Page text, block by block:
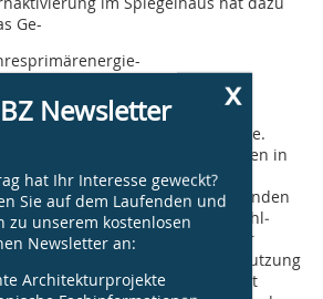
Ge-
kWh/a durch das
in Gold ausgezeichnet wurde.
der Ingenieurwissenschaften in
über eine
mit über 70 Erdsonden
die benötig-te Energie im Kühl­
der Nutzungszeit direkt aus der
bezogen. Ergänzend sei die Nutzung
erwähnt, wie sie im Büroobjekt
x
Newsletter
hat Ihr Interesse geweckt?
Sie auf dem Laufenden und
zu unserem kostenlosen
Newsletter an:
Architekturprojekte